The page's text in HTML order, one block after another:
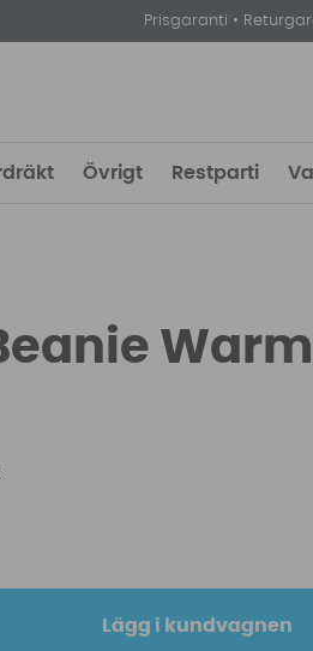
Prisgaranti •
Övrigt Restparti
Warm
Lägg i kundvagnen